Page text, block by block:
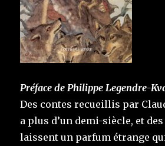
Préface de Philippe Legendre-
Des contes recueillis par
a plus d’un demi-siècle, et
laissent un parfum étrange